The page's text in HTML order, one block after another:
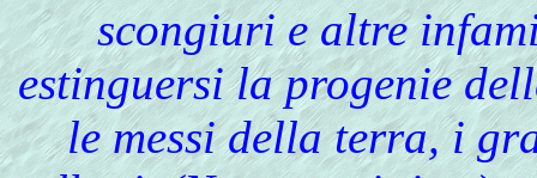
scongiuri e altre
estinguersi la progenie
le messi della terra, i